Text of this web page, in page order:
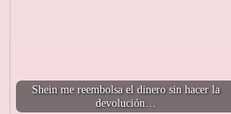
Shein me reembolsa el dinero sin hacer la
devolución…